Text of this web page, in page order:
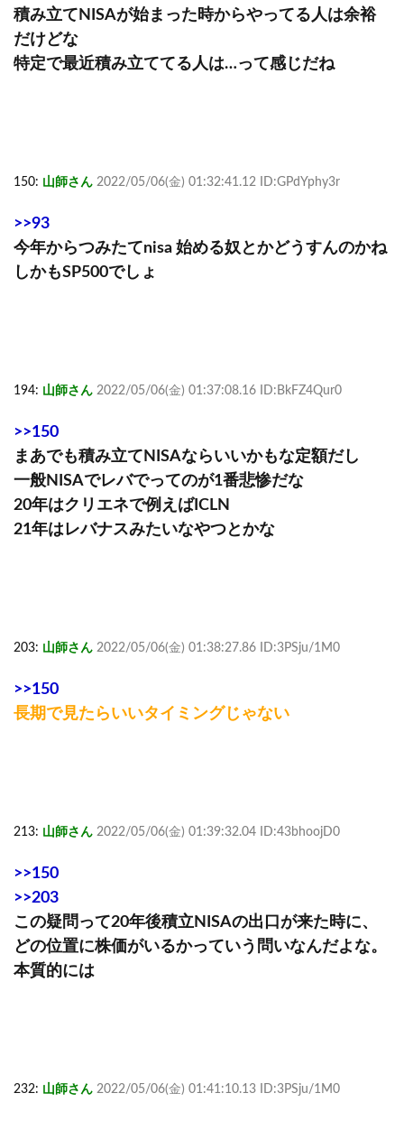
積み立てNISAが始まった時からやってる人は余裕
だけどな
特定で最近積み立ててる人は…って感じだね
150: 山師さん 2022/05/06(金) 01:32:41.12 ID:GPdYphy3r
>>93
今年からつみたてnisa 始める奴とかどうすんのかね
しかもSP500でしょ
194: 山師さん 2022/05/06(金) 01:37:08.16 ID:BkFZ4Qur0
>>150
まあでも積み立てNISAならいいかもな定額だし
一般NISAでレバでってのが1番悲惨だな
20年はクリエネで例えばICLN
21年はレバナスみたいなやつとかな
203: 山師さん 2022/05/06(金) 01:38:27.86 ID:3PSju/1M0
>>150
長期で見たらいいタイミングじゃない
213: 山師さん 2022/05/06(金) 01:39:32.04 ID:43bhoojD0
>>150
>>203
この疑問って20年後積立NISAの出口が来た時に、
どの位置に株価がいるかっていう問いなんだよな。
本質的には
232: 山師さん 2022/05/06(金) 01:41:10.13 ID:3PSju/1M0